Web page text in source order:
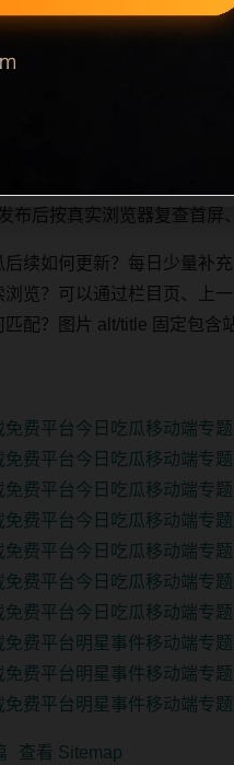
能让真实用户顺着
同站连续更新时避免重复
布后按真实浏览器复查首屏
后续如何更新？每日少量补
浏览？可以通过栏目页、上
匹配？图片 alt/title 固定包含
免费平台今日吃瓜移动端专
免费平台今日吃瓜移动端专
免费平台今日吃瓜移动端专
免费平台今日吃瓜移动端专
免费平台今日吃瓜移动端专
免费平台今日吃瓜移动端专
免费平台今日吃瓜移动端专
免费平台明星事件移动端专题
免费平台明星事件移动端专
免费平台明星事件移动端专
查看 Sitemap